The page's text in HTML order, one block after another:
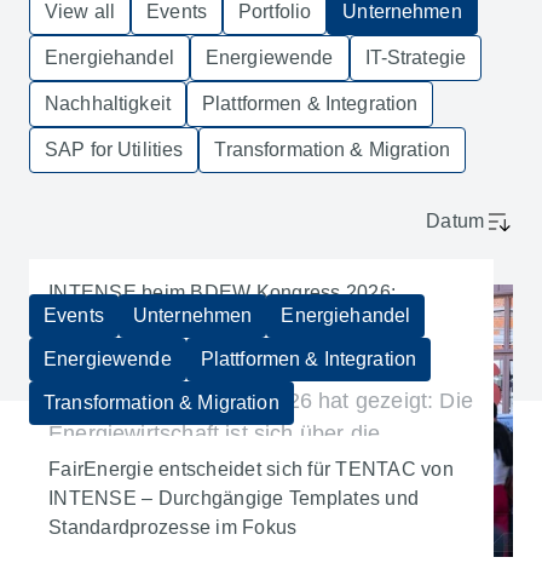
View all Events Portfolio Unternehmen
Energiehandel Energiewende IT-Strategie
Nachhaltigkeit Plattformen & Integration
SAP for Utilities Transformation & Migration
Datum
INTENSE beim BDEW Kongress 2026:
Zwischen Klarheit in den Zielen und
Komplexität in der Umsetzung
Der BDEW Kongress 2026 hat gezeigt: Die
Energiewirtschaft ist sich über die
Zukunftsthemen einig – entscheidend wird
jedoch die Umsetzung in der Praxis.
Unsere Lösung: TENTAC.
Events Unternehmen Energiehandel
Energiewende Plattformen & Integration
Transformation & Migration
FairEnergie entscheidet sich für TENTAC von
INTENSE – Durchgängige Templates und
Standardprozesse im Fokus